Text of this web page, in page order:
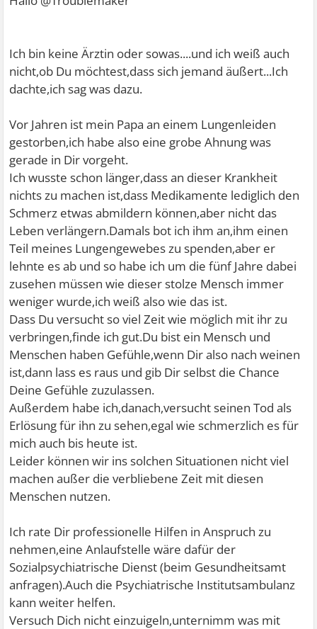
Ich bin keine Ärztin oder sowas....und ich weiß auch
nicht,ob Du möchtest,dass sich jemand äußert...Ich
dachte,ich sag was dazu.
Vor Jahren ist mein Papa an einem Lungenleiden
gestorben,ich habe also eine grobe Ahnung was
gerade in Dir vorgeht.
Ich wusste schon länger,dass an dieser Krankheit
nichts zu machen ist,dass Medikamente lediglich den
Schmerz etwas abmildern können,aber nicht das
Leben verlängern.Damals bot ich ihm an,ihm einen
Teil meines Lungengewebes zu spenden,aber er
lehnte es ab und so habe ich um die fünf Jahre dabei
zusehen müssen wie dieser stolze Mensch immer
weniger wurde,ich weiß also wie das ist.
Dass Du versucht so viel Zeit wie möglich mit ihr zu
verbringen,finde ich gut.Du bist ein Mensch und
Menschen haben Gefühle,wenn Dir also nach weinen
ist,dann lass es raus und gib Dir selbst die Chance
Deine Gefühle zuzulassen.
Außerdem habe ich,danach,versucht seinen Tod als
Erlösung für ihn zu sehen,egal wie schmerzlich es für
mich auch bis heute ist.
Leider können wir ins solchen Situationen nicht viel
machen außer die verbliebene Zeit mit diesen
Menschen nutzen.
Ich rate Dir professionelle Hilfen in Anspruch zu
nehmen,eine Anlaufstelle wäre dafür der
Sozialpsychiatrische Dienst (beim Gesundheitsamt
anfragen).Auch die Psychiatrische Institutsambulanz
kann weiter helfen.
Versuch Dich nicht einzuigeln,unternimm was mit